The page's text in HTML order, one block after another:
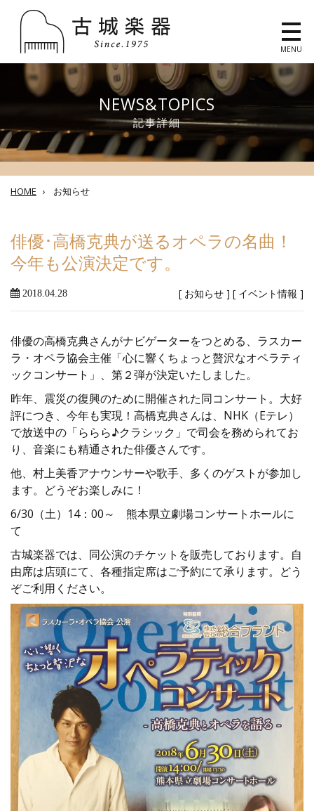
MENU
NEWS&TOPICS
記事詳細
HOME › お知らせ
俳優･高橋克典が送るオペラの名曲！
今年も公演決定です。
2018.04.28 [ お知らせ ] [ イベント情報 ]
俳優の高橋克典さんがナビゲーターをつとめる、ラスカー
ラ・オペラ協会主催「心に響くちょっと贅沢なオペラティ
ックコンサート」、第２弾が決定いたしました。
昨年、震災の復興のために開催された同コンサート。大好
評につき、今年も実現！高橋克典さんは、NHK（Eテレ）
で放送中の「ららら♪クラシック」で司会を務められてお
り、音楽にも精通された俳優さんです。
他、村上美香アナウンサーや歌手、多くのゲストが参加し
ます。どうぞお楽しみに！
6/30（土）14：00～ 熊本県立劇場コンサートホールに
て
古城楽器では、同公演のチケットを販売しております。自
由席は店頭にて、各種指定席はご予約にて承ります。どう
ぞご利用ください。